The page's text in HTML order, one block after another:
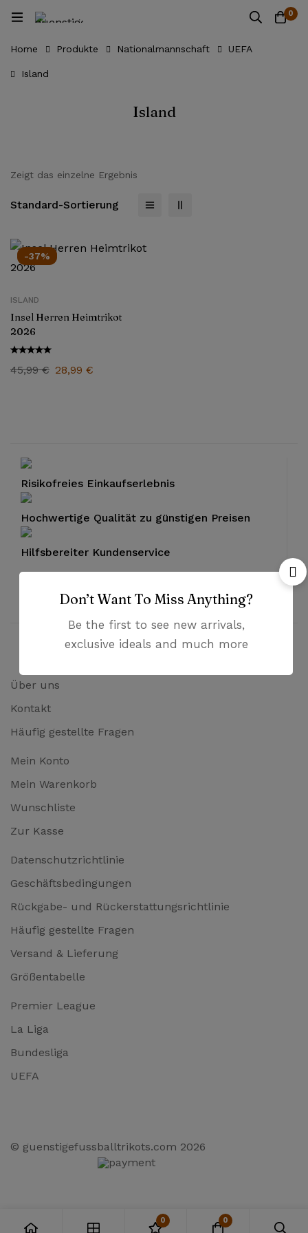
0
Home Produkte Nationalmannschaft UEFA
Island
Island
Zeigt das einzelne Ergebnis
Standard-Sortierung
-37%
ISLAND
Insel Herren Heimtrikot
2026
45,99€ 28,99 €
Risikofreies Einkaufserlebnis
Hochwertige Qualität zu günstigen Preisen
Hilfsbereiter Kundenservice
Bezahlung mit PayPal und Kreditkarten
Über uns
Kontakt
Häufig gestellte Fragen
Mein Konto
Mein Warenkorb
Wunschliste
Zur Kasse
Datenschutzrichtlinie
Geschäftsbedingungen
Rückgabe- und Rückerstattungsrichtlinie
Häufig gestellte Fragen
Versand & Lieferung
Größentabelle
Premier League
La Liga
Bundesliga
UEFA
© guenstigefussballtrikots.com 2026
Don’t Want To Miss Anything?
Be the first to see new arrivals,
exclusive ideals and much more
0 0